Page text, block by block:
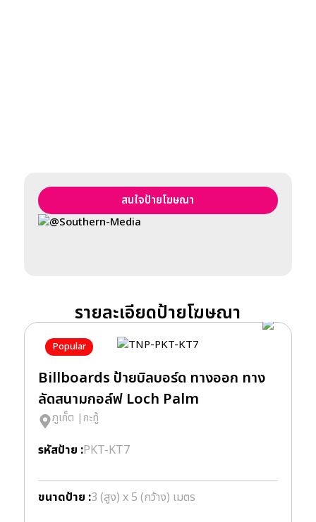
สนใจป้ายโฆษณา
@Southern-Media
รายละเอียดป้ายโฆษณา
Popular
Billboards ป้ายบิลบอร์ด ทางออก ทาง
ลัดสนามกอล์ฟ Loch Palm
ภูเก็ต | กะทู้
รหัสป้าย :PKT-KT7
ขนาดป้าย :3 (สูง) x 5 (กว้าง) เมตร